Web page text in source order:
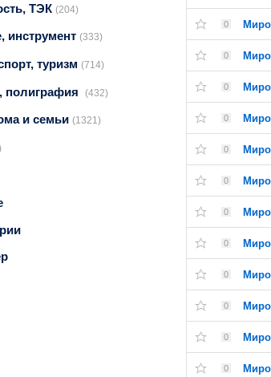
ТЭК (204)
инструмент (333)
туризм (714)
(432)
и семьи (1321)
0
0
0
0
0
0
0
0
0
0
0
0